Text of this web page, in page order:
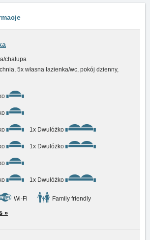
chalupa
5x własna łazienka/wc, pokój dzienny,
1x Dwułóżko
1x Dwułóżko
1x Dwułóżko
Wi-Fi Family friendly
»